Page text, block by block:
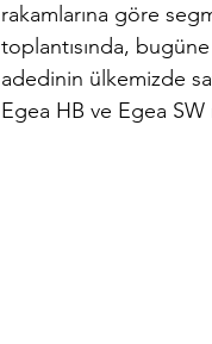
rakamlarına göre
toplantısında,
adedinin ülkemizde
Egea HB ve Egea SW